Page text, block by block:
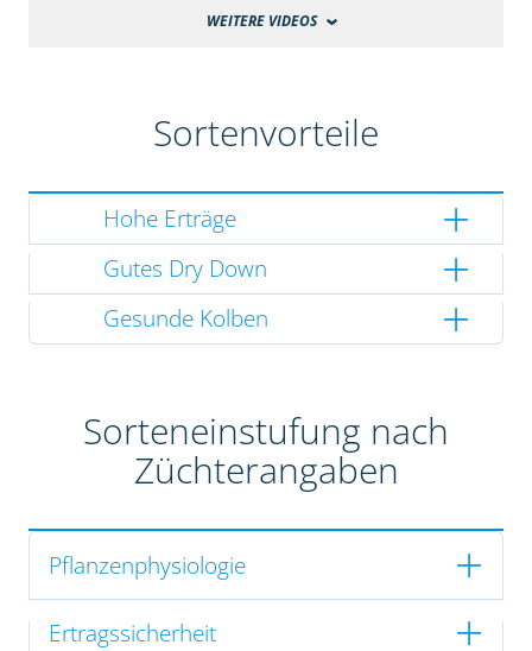
WEITERE VIDEOS
Sortenvorteile
Hohe Erträge
Gutes Dry Down
Gesunde Kolben
Sorteneinstufung nach
Züchterangaben
Pflanzenphysiologie
Ertragssicherheit